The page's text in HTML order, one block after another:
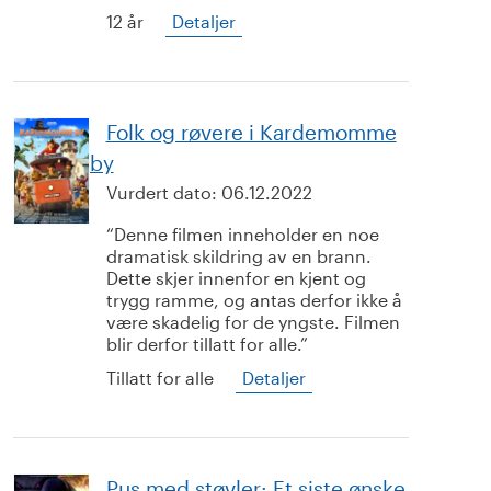
12 år
Detaljer
Folk og røvere i Kardemomme
by
Vurdert dato: 06.12.2022
Denne filmen inneholder en noe
dramatisk skildring av en brann.
Dette skjer innenfor en kjent og
trygg ramme, og antas derfor ikke å
være skadelig for de yngste. Filmen
blir derfor tillatt for alle.
Tillatt for alle
Detaljer